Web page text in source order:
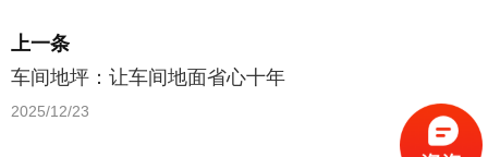
上一条
车间地坪：让车间地面省心十年
2025/12/23